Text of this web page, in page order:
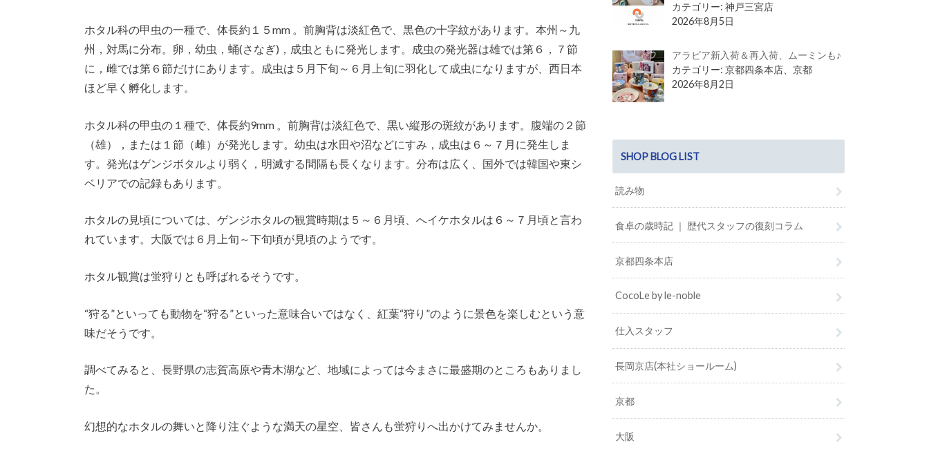
ホタル科の甲虫の一種で、体長約１５mm 。前胸背は淡紅色で、黒色の十字紋があります。本州～九
州，対馬に分布。卵，幼虫，蛹(さなぎ)，成虫ともに発光します。成虫の発光器は雄では第６，７節
に，雌では第６節だけにあります。成虫は５月下旬～６月上旬に羽化して成虫になりますが、西日本
ほど早く孵化します。
ホタル科の甲虫の１種で、体長約9mm 。前胸背は淡紅色で、黒い縦形の斑紋があります。腹端の２節
（雄），または１節（雌）が発光します。幼虫は水田や沼などにすみ，成虫は６～７月に発生しま
す。発光はゲンジボタルより弱く，明滅する間隔も長くなります。分布は広く、国外では韓国や東シ
ベリアでの記録もあります。
ホタルの見頃については、ゲンジホタルの観賞時期は５～６月頃、へイケホタルは６～７月頃と言わ
れています。大阪では６月上旬～下旬頃が見頃のようです。
ホタル観賞は蛍狩りとも呼ばれるそうです。
“狩る”といっても動物を“狩る”といった意味合いではなく、紅葉“狩り”のように景色を楽しむという意
味だそうです。
調べてみると、長野県の志賀高原や青木湖など、地域によっては今まさに最盛期のところもありまし
た。
幻想的なホタルの舞いと降り注ぐような満天の星空、皆さんも蛍狩りへ出かけてみませんか。
カテゴリー: 神戸三宮店
2026年8月5日
アラビア新入荷＆再入荷、ムーミンも♪
カテゴリー: 京都四条本店、京都
2026年8月2日
SHOP BLOG LIST
読み物
食卓の歳時記 ｜ 歴代スタッフの復刻コラム
京都四条本店
CocoLe by le-noble
仕入スタッフ
長岡京店(本社ショールーム)
京都
大阪